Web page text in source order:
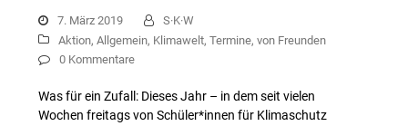
7. März 2019
S·K·W
Aktion,Allgemein, Klimawelt,Termine,von Freunden
0 Kommentare
Was für ein Zufall: Dieses Jahr – in dem seit vielen
Wochen freitags von Schüler*innen für Klimaschutz